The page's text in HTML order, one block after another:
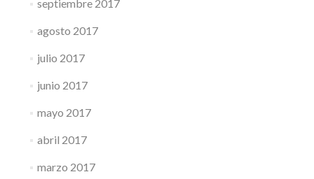
septiembre 2017
agosto 2017
julio 2017
junio 2017
mayo 2017
abril 2017
marzo 2017